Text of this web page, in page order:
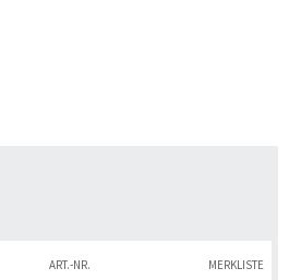
ART.-NR. MERKLISTE